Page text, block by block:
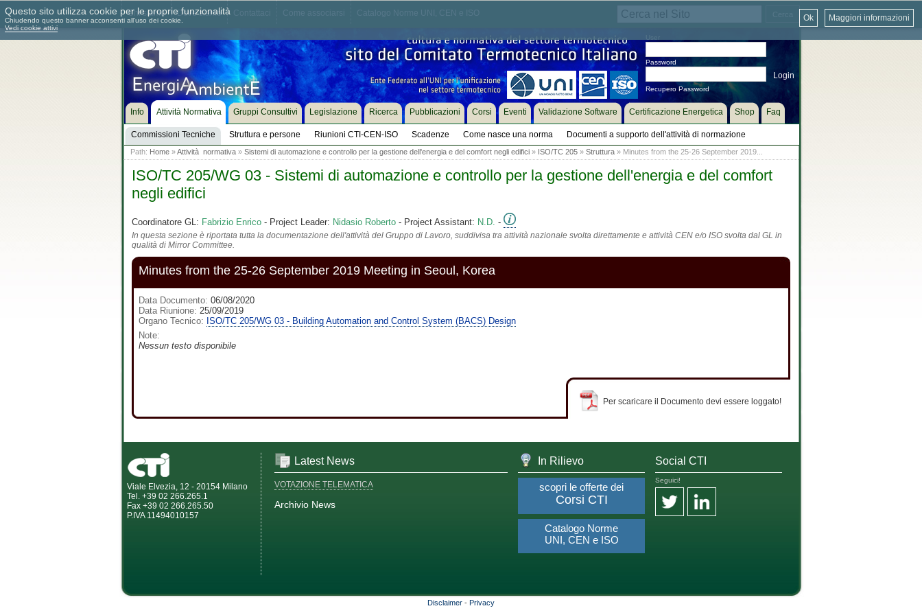
Chi siamo Dove siamo
Password
Recupero Password
Info Attività Normativa
Commissioni Tecniche Struttura e persone Riunioni CTI-CEN-ISO Scadenze Come nasce una norma Documenti a supporto dell'attività di normazione
Gruppi Consultivi Legislazione Ricerca Pubblicazioni Corsi Eventi Validazione Software Certificazione Energetica Shop Faq
Path: Home»Attività normativa» Sistemi di automazione e controllo per la gestione dell'energia e del comfort negli edifici» ISO/TC 205» Struttura» Minutes from the 25-26 September 2019...
ISO/TC 205/WG 03 - Sistemi di automazione e controllo per la gestione dell'energia e del comfort
negli edifici
Coordinatore GL: Fabrizio Enrico- Project Leader: Nidasio Roberto- Project Assistant: N.D. -
In questa sezione è riportata tutta la documentazione dell'attività del Gruppo di Lavoro, suddivisa tra attività nazionale svolta direttamente e attività CEN e/o ISO svolta dal GL in
qualità di Mirror Committee.
Minutes from the 25-26 September 2019 Meeting in Seoul, Korea
Data Documento: 06/08/2020
Data Riunione: 25/09/2019
Organo Tecnico: ISO/TC 205/WG 03 - Building Automation and Control System (BACS) Design
Note:
Nessun testo disponibile
Per scaricare il Documento devi essere loggato!
Viale Elvezia, 12 - 20154 Milano
Tel. +39 02 266.265.1
Fax +39 02 266.265.50
P.IVA 11494010157
Latest News
VOTAZIONE TELEMATICA
Archivio News
In Rilievo
scopri le offerte dei
Corsi CTI
Catalogo Norme
UNI, CEN e ISO
Social CTI
Seguici!
Disclaimer - Privacy
Questo sito utilizza cookie per le proprie funzionalità
Chiudendo questo banner acconsenti all'uso dei cookie.
Vedi cookie attivi
Maggiori informazioni
Ok